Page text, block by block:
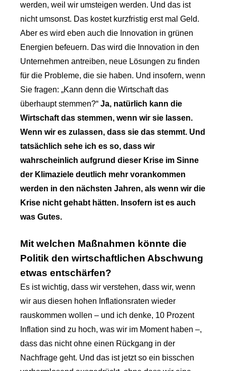
werden, weil wir umsteigen werden. Und das ist
nicht umsonst. Das kostet kurzfristig erst mal Geld.
Aber es wird eben auch die Innovation in grünen
Energien befeuern. Das wird die Innovation in den
Unternehmen antreiben, neue Lösungen zu finden
für die Probleme, die sie haben. Und insofern, wenn
Sie fragen: „Kann denn die Wirtschaft das
überhaupt stemmen?“ Ja, natürlich kann die
Wirtschaft das stemmen, wenn wir sie lassen.
Wenn wir es zulassen, dass sie das stemmt. Und
tatsächlich sehe ich es so, dass wir
wahrscheinlich aufgrund dieser Krise im Sinne
der Klimaziele deutlich mehr vorankommen
werden in den nächsten Jahren, als wenn wir die
Krise nicht gehabt hätten. Insofern ist es auch
was Gutes.
Mit welchen Maßnahmen könnte die
Politik den wirtschaftlichen Abschwung
etwas entschärfen?
Es ist wichtig, dass wir verstehen, dass wir, wenn
wir aus diesen hohen Inflationsraten wieder
rauskommen wollen – und ich denke, 10 Prozent
Inflation sind zu hoch, was wir im Moment haben –,
dass das nicht ohne einen Rückgang in der
Nachfrage geht. Und das ist jetzt so ein bisschen